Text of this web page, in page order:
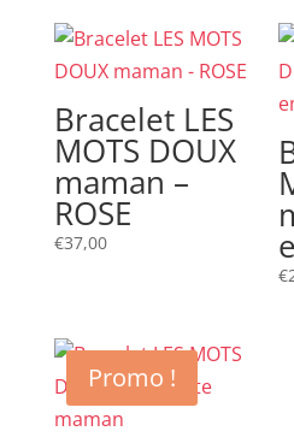
Bracelet LES
MOTS DOUX
maman –
ROSE
€37,00
€
Promo !